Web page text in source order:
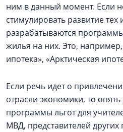
ним в данный момент. Если
стимулировать развитие
разрабатываются
жилья на них. Это,
ипотека», «Арктическая
Если речь идет о
отрасли экономики, то
программы льгот для
МВД, представителей